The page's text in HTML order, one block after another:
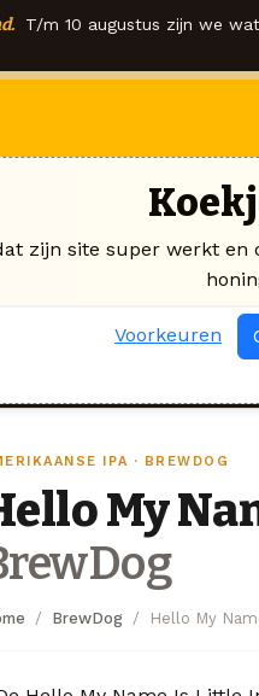
T/m 10 augustus zijn we
IPA · BREWDOG
My
BrewDog Hello My
zijn site super werkt
Voorkeuren